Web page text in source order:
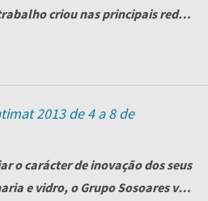
criou nas principais redes
u...
2013 de 4 a 8 de
o carácter de inovação dos seus
e vidro, o Grupo Sosoares vai